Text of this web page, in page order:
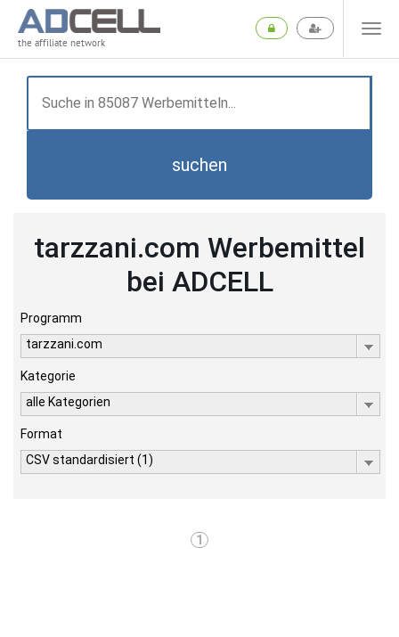
the affiliate network
suchen
tarzzani.com Werbemittel
bei ADCELL
Programm
tarzzani.com
Kategorie
alle Kategorien
Format
CSV standardisiert (1)
1